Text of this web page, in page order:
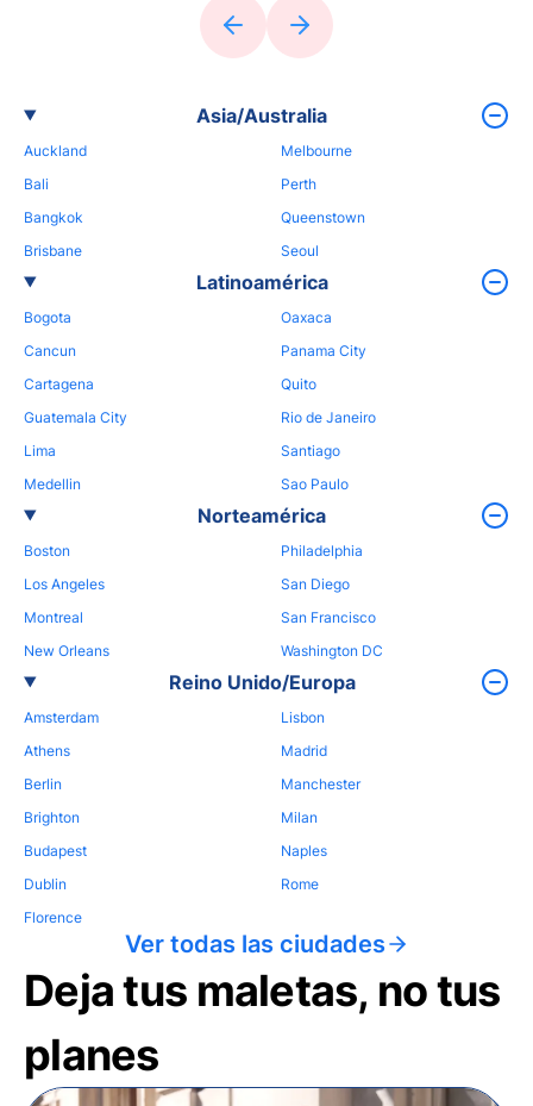
Asia/Australia
Auckland
Bali
Bangkok
Brisbane
Melbourne
Perth
Queenstown
Seoul
Latinoamérica
Bogota
Cancun
Cartagena
Guatemala City
Lima
Medellin
Oaxaca
Panama City
Quito
Rio de Janeiro
Santiago
Sao Paulo
Norteamérica
Boston
Los Angeles
Montreal
New Orleans
Philadelphia
San Diego
San Francisco
Washington DC
Reino Unido/Europa
Amsterdam
Athens
Berlin
Brighton
Budapest
Dublin
Florence
Lisbon
Madrid
Manchester
Milan
Naples
Rome
Ver todas las ciudades
Deja tus maletas, no tus
planes